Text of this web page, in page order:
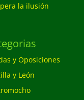
la ilusión
y Oposiciones
y León